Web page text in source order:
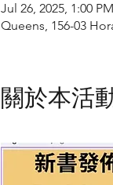
Jul 26, 2025, 1:00
Queens, 156-03
關於本活